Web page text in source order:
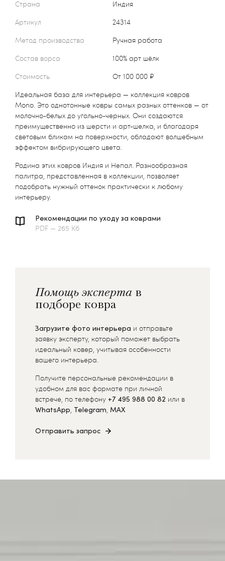
Страна
Индия
Артикул
24314
Метод производства
Ручная работа
Состав ворса
100% арт шёлк
Стоимость
от 100 000 ₽
Идеальная база для интерьера — коллекция ковров
Mono. Это однотонные ковры самых разных оттенков — от
молочно-белых до угольно-черных. Они создаются
преимущественно из шерсти и арт-шелка, и благодаря
световым бликам на поверхности, обладают волшебным
эффектом вибрирующего цвета.
Родина этих ковров Индия и Непал. Разнообразная
палитра, представленная в коллекции, позволяет
подобрать нужный оттенок практически к любому
интерьеру.
Рекомендации по уходу за коврами
PDF — 265 Кб
Помощь эксперта в
подборе ковра
Загрузите фото интерьера и отправьте
заявку эксперту, который поможет выбрать
идеальный ковер, учитывая особенности
вашего интерьера.
Получите персональные рекомендации в
удобном для вас формате при личной
встрече, по телефону +7 495 988 00 82 или в
WhatsApp, Telegram, MAX
Отправить запрос